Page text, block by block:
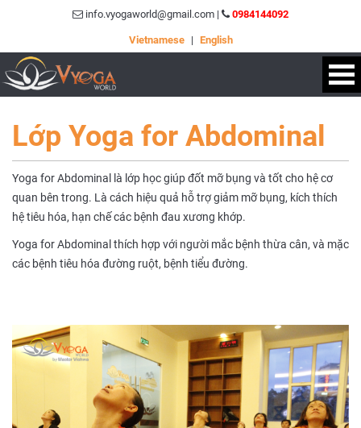
info.vyogaworld@gmail.com | 0984144092
Vietnamese | English
Lớp Yoga for Abdominal
Yoga for Abdominal là lớp học giúp đốt mỡ bụng và tốt cho hệ cơ
quan bên trong. Là cách hiệu quả hỗ trợ giảm mỡ bụng, kích thích
hệ tiêu hóa, hạn chế các bệnh đau xương khớp.
Yoga for Abdominal thích hợp với người mắc bệnh thừa cân, và mặc
các bệnh tiêu hóa đường ruột, bệnh tiểu đường.